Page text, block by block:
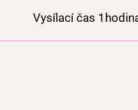
Vysílací čas